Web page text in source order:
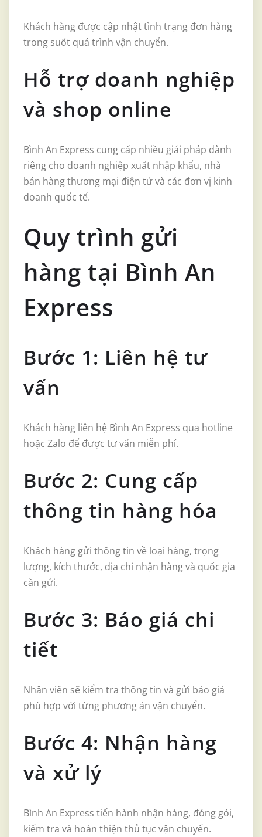
Khách hàng được cập nhật tình trạng đơn hàng
trong suốt quá trình vận chuyển.
Hỗ trợ doanh nghiệp
và shop online
Bình An Express cung cấp nhiều giải pháp dành
riêng cho doanh nghiệp xuất nhập khẩu, nhà
bán hàng thương mại điện tử và các đơn vị kinh
doanh quốc tế.
Quy trình gửi
hàng tại Bình An
Express
Bước 1: Liên hệ tư
vấn
Khách hàng liên hệ Bình An Express qua hotline
hoặc Zalo để được tư vấn miễn phí.
Bước 2: Cung cấp
thông tin hàng hóa
Khách hàng gửi thông tin về loại hàng, trọng
lượng, kích thước, địa chỉ nhận hàng và quốc gia
cần gửi.
Bước 3: Báo giá chi
tiết
Nhân viên sẽ kiểm tra thông tin và gửi báo giá
phù hợp với từng phương án vận chuyển.
Bước 4: Nhận hàng
và xử lý
Bình An Express tiến hành nhận hàng, đóng gói,
kiểm tra và hoàn thiện thủ tục vận chuyển.